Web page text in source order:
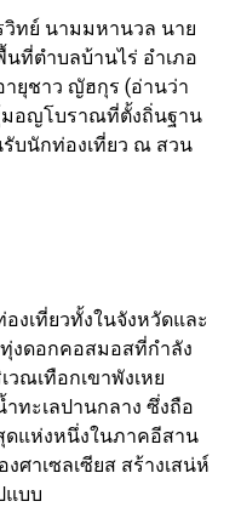
วิทย์ นามมหานวล นาย
ที่ตำบลบ้านไร่ อำเภอ
ยุชาว ญัฮกุร (อ่านว่า
มอญโบราณที่ตั้งถิ่นฐาน
บนักท่องเที่ยว ณ สวน
งเที่ยวทั้งในจังหวัดและ
งดอกคอสมอสที่กำลัง
ณเทือกเขาพังเหย
ทะเลปานกลาง ซึ่งถือ
แห่งหนึ่งในภาคอีสาน
ศาเซลเซียส สร้างเสน่ห์
แบบ